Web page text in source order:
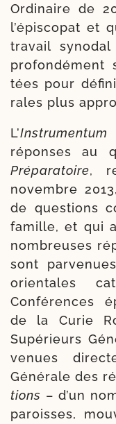
Ordinaire de
l’épiscopat et
tra­vail
pro­fon­dé­ment
tées pour
rales plus
L’
réponses au
Préparatoire,
novembre
de ques­tions
famille, et qui
nom­breuses
sont
orien­tales
Conférences
de la Curie
Supérieurs
ve­nues
Générale des
tions – d’un
paroisses,